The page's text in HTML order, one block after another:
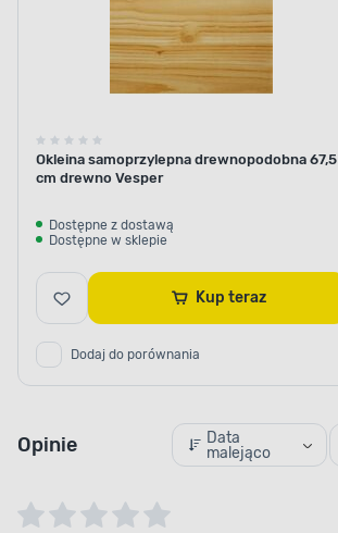
Okleina samoprzylepna drewnopodobna 67,5
cm drewno Vesper
Dostępne z dostawą
Dostępne w sklepie
Kup teraz
Dodaj do porównania
Opinie
Data
malejąco